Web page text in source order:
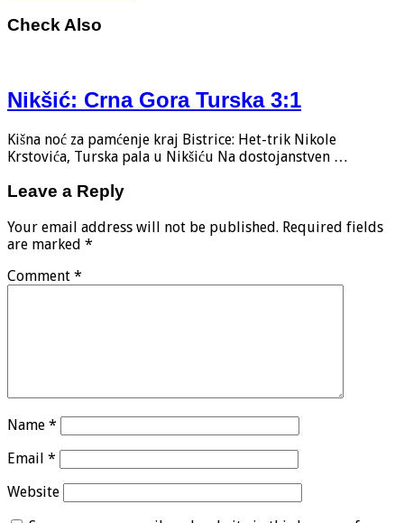
Check Also
Nikšić: Crna Gora Turska 3:1
Kišna noć za pamćenje kraj Bistrice: Het-trik Nikole
Krstovića, Turska pala u Nikšiću Na dostojanstven …
Leave a Reply
Your email address will not be published. Required fields
are marked *
Comment *
Name *
Email *
Website